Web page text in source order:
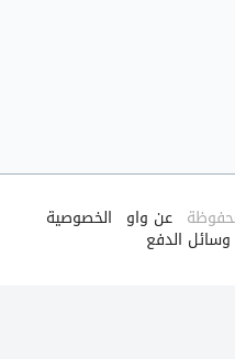
عن واو الخصوصية
وسائل الدفع